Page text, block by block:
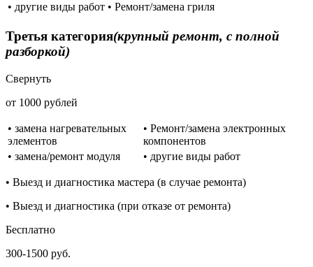
• другие виды работ • Ремонт/замена гриля
Третья категория(крупный ремонт, с полной
разборкой)
Свернуть
от 1000 рублей
• замена нагревательных
элементов
• Ремонт/замена электронных
компонентов
• замена/ремонт модуля
• другие виды работ
• Выезд и диагностика мастера (в случае ремонта)
• Выезд и диагностика (при отказе от ремонта)
Бесплатно
300-1500 руб.